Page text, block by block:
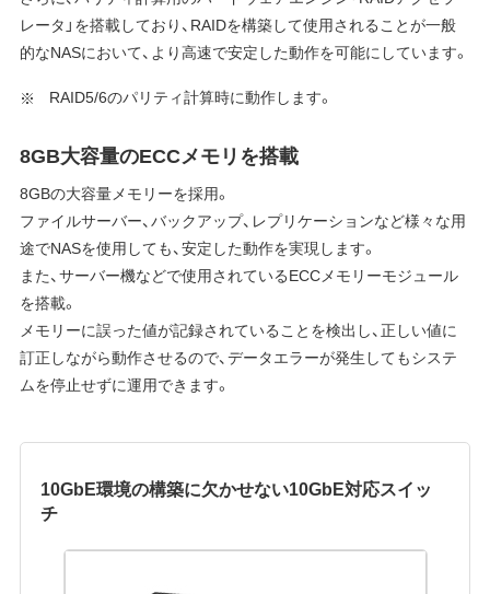
レータ」を搭載しており、RAIDを構築して使用されることが一般
的なNASにおいて、より高速で安定した動作を可能にしています。
RAID5/6のパリティ計算時に動作します。
8GB大容量のECCメモリを搭載
8GBの大容量メモリーを採用。
ファイルサーバー、バックアップ、レプリケーションなど様々な用
途でNASを使用しても、安定した動作を実現します。
また、サーバー機などで使用されているECCメモリーモジュール
を搭載。
メモリーに誤った値が記録されていることを検出し、正しい値に
訂正しながら動作させるので、データエラーが発生してもシステ
ムを停止せずに運用できます。
10GbE環境の構築に欠かせない10GbE対応スイッ
チ